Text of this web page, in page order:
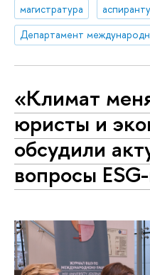
магистратура
«Климат
юристы и
обсудили
вопросы